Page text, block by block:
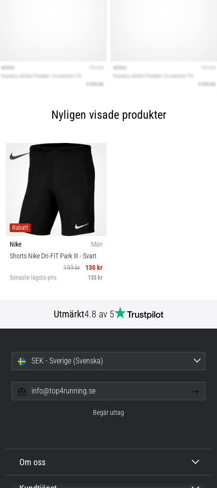
Nyligen visade produkter
Rabatt
Nike
Män
Shorts Nike Dri-FIT Park III- Svart
199 kr
130 kr
Senaste lägsta pris 133 kr
Utmärkt4.8 av 5
Om oss
SEK - Sverige (Svenska)
info@top4running.se
Begär uttag